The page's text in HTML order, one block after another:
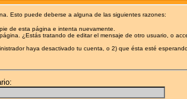
Esto puede deberse a alguna de las siguientes razones:
de esta página e intenta nuevamente.
¿Estás tratando de editar el mensaje de otro usuario, o
haya desactivado tu cuenta, o 2) que ésta esté